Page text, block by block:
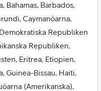
Bahamas, Barbados,
Caymanöarna,
Republiken
Republiken,
Eritrea, Etiopien,
Guinea-Bissau, Haiti,
(Amerikanska),